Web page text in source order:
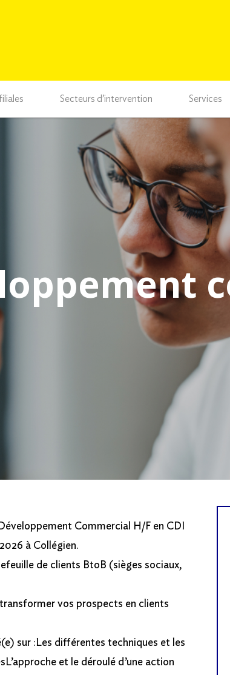
Secteurs d’intervention Services
Commercial H/F en CDI
à Collégien.
de clients BtoB (sièges sociaux,
vos prospects en clients
sur :Les différentes techniques et les
et le déroulé d’une action